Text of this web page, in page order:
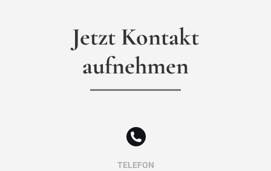
Jetzt Kontakt
aufnehmen
TELEFON